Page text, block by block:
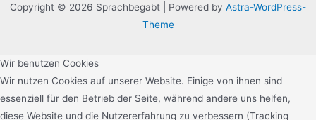
Copyright © 2026 Sprachbegabt | Powered by Astra-WordPress-
Theme
Wir benutzen Cookies
Wir nutzen Cookies auf unserer Website. Einige von ihnen sind
essenziell für den Betrieb der Seite, während andere uns helfen,
diese Website und die Nutzererfahrung zu verbessern (Tracking